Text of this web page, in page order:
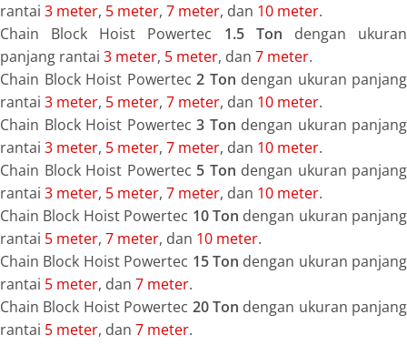
rantai 3 meter, 5 meter, 7 meter, dan 10 meter.
Chain Block Hoist Powertec 1.5 Ton dengan ukuran
panjang rantai 3 meter, 5 meter, dan 7 meter.
Chain Block Hoist Powertec 2 Ton dengan ukuran panjang
rantai 3 meter, 5 meter, 7 meter, dan 10 meter.
Chain Block Hoist Powertec 3 Ton dengan ukuran panjang
rantai 3 meter, 5 meter, 7 meter, dan 10 meter.
Chain Block Hoist Powertec 5 Ton dengan ukuran panjang
rantai 3 meter, 5 meter, 7 meter, dan 10 meter.
Chain Block Hoist Powertec 10 Ton dengan ukuran panjang
rantai 5 meter, 7 meter, dan 10 meter.
Chain Block Hoist Powertec 15 Ton dengan ukuran panjang
rantai 5 meter, dan 7 meter.
Chain Block Hoist Powertec 20 Ton dengan ukuran panjang
rantai 5 meter, dan 7 meter.